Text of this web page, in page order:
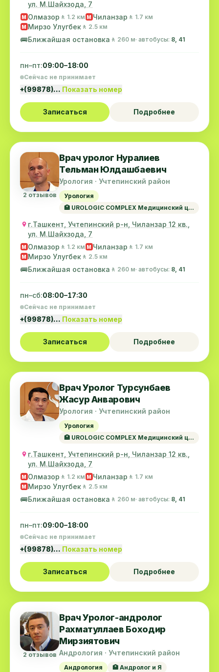
ул. М.Шайхзода, 7
M Олмазор 🚶 1.2 км M Чиланзар 🚶 1.7 км
M Мирзо Улугбек 🚶 2.5 км
🚌Ближайшая остановка 🚶 260 м· автобусы: 8, 41
пн–пт:09:00–18:00
Сейчас не принимает
+(99878)… Показать номер
Записаться Подробнее
2 отзывов
Врач уролог Нуралиев
Тельман Юлдашбаевич
Урология · Учтепинский район
Урология
🏥 UROLOGIC COMPLEX Медицинский ц...
г.Ташкент, Учтепинский р-н, Чиланзар 12 кв.,
ул. М.Шайхзода, 7
M Олмазор 🚶 1.2 км M Чиланзар 🚶 1.7 км
M Мирзо Улугбек 🚶 2.5 км
🚌Ближайшая остановка 🚶 260 м· автобусы: 8, 41
пн–сб:08:00–17:30
Сейчас не принимает
+(99878)… Показать номер
Записаться Подробнее
Врач Уролог Турсунбаев
Жасур Анварович
Урология · Учтепинский район
Урология
🏥 UROLOGIC COMPLEX Медицинский ц...
г.Ташкент, Учтепинский р-н, Чиланзар 12 кв.,
ул. М.Шайхзода, 7
M Олмазор 🚶 1.2 км M Чиланзар 🚶 1.7 км
M Мирзо Улугбек 🚶 2.5 км
🚌Ближайшая остановка 🚶 260 м· автобусы: 8, 41
пн–пт:09:00–18:00
Сейчас не принимает
+(99878)… Показать номер
Записаться Подробнее
2 отзывов
Врач Уролог-андролог
Рахматуллаев Боходир
Мирзиятович
Андрология · Учтепинский район
Андрология 🏥 Андролог и Я